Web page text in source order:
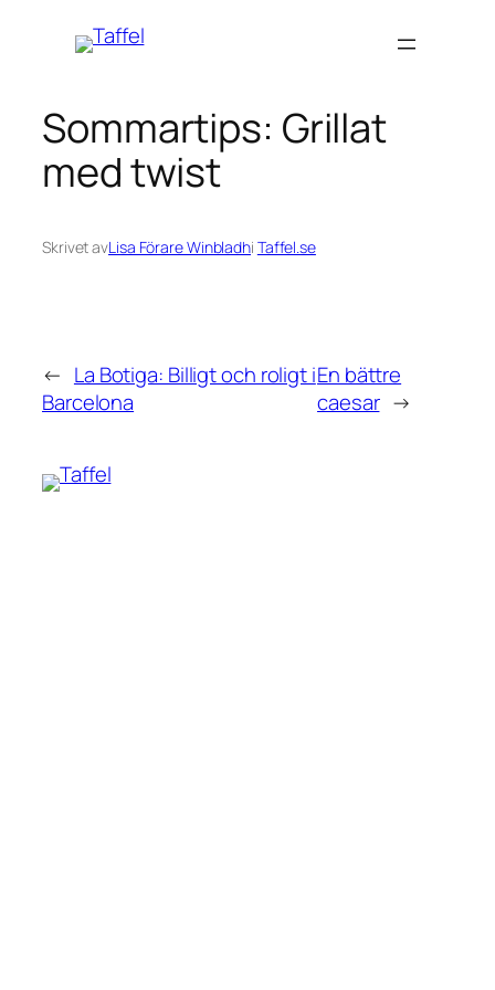
Sommartips: Grillat
med twist
Skrivet avLisa Förare Winbladhi Taffel.se
← La Botiga: Billigt och roligt i
Barcelona
En bättre
caesar →